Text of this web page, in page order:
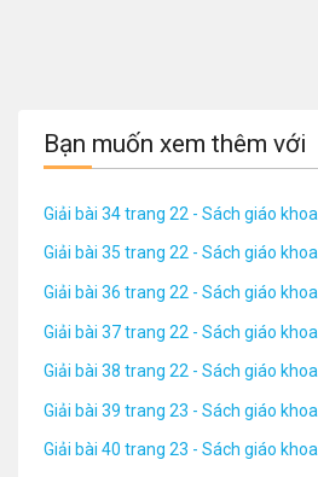
Bạn muốn xem thêm với
Giải bài 34 trang 22 - Sách giáo
Giải bài 35 trang 22 - Sách giáo
Giải bài 36 trang 22 - Sách giáo
Giải bài 37 trang 22 - Sách giáo
Giải bài 38 trang 22 - Sách giáo
Giải bài 39 trang 23 - Sách giáo
Giải bài 40 trang 23 - Sách giáo